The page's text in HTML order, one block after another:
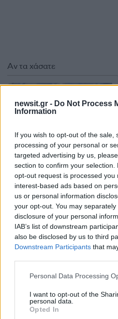
newsit.gr - Do Not Process
Information
If you wish to opt-out of the sale,
processing of your personal or
targeted advertising by us,
section to confirm your
opt-out request is processed you
interest-based ads based on
us or personal information
your opt-out. You may
disclosure of your personal
IAB’s list of downstream
also be disclosed by us to third
Downstream Participants that
Please note that this website/
not limited to your visit or usage
grant or deny consent to Google
use your data for below
Personal Data Processing
I want to opt-out of the
personal data.
Opted In
Σχόλια
Αν τα χάσατε
Ανησυχία από το ξέσπασμα
του ιού του Δυτικού Νείλου
με κρούσματα στην Αττική
- «Καμπανάκι» από τον
Ιατρικό Σύλλογο Αθηνών
για την προστασία της
δημόσιας υγείας